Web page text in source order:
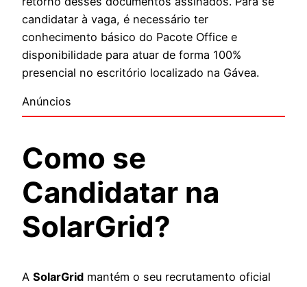
candidatar à vaga, é necessário ter
conhecimento básico do Pacote Office e
disponibilidade para atuar de forma 100%
presencial no escritório localizado na Gávea.
Anúncios
Como se
Candidatar na
SolarGrid?
A SolarGrid mantém o seu recrutamento oficial